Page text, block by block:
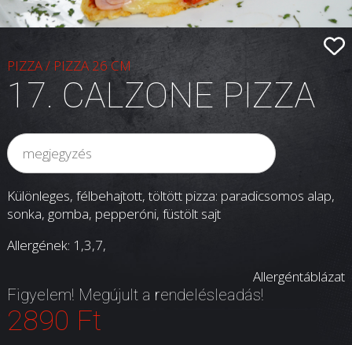
PIZZA/ PIZZA 26 CM
17. CALZONE PIZZA
Különleges, félbehajtott, töltött pizza: paradicsomos alap,
sonka, gomba, pepperóni, füstölt sajt
Allergének: 1,3,7,
Allergéntáblázat
Figyelem! Megújult a rendelésleadás!
2890 Ft